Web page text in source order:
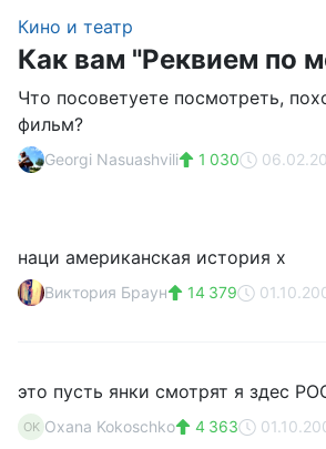
Кино и театр
Как вам "Реквием по
Что посоветуете посмотреть,
фильм?
Georgi Nasuashvili 1 030
наци американская история х
Виктория Браун 14 379
это пусть янки смотрят я здес
OK Oxana Kokoschko 4 363